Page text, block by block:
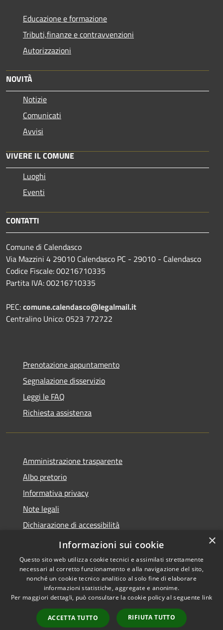
Educazione e formazione
Tributi,finanze e contravvenzioni
Autorizzazioni
NOVITÀ
Notizie
Comunicati
Avvisi
VIVERE IL COMUNE
Luoghi
Eventi
CONTATTI
Comune di Calendasco
Via Mazzini 4 29010 Calendasco PC - 29010 - Calendasco
Codice Fiscale: 00216710335
Partita IVA: 00216710335
PEC:comune.calendasco@legalmail.it
Centralino Unico: 0523 772722
Prenotazione appuntamento
Segnalazione disservizio
Leggi le FAQ
Richiesta assistenza
Amministrazione trasparente
Albo pretorio
Informativa privacy
Note legali
Dichiarazione di accessibilità
Piano di miglioramento del sito
Accessibilità
Copyright © 2026 • Comune di
Calendasco • Powered by
Municipium•
Accesso
redazione
×
Informazioni sui cookie
Questo sito web utilizza cookie tecnici e assimilati strettamente
necessari al corretto funzionamento e alla navigazione del sito,
nonché un cookie tecnico analitico al solo fine di elaborare
informazioni statistiche, aggregate e anonime.
Per maggiori dettagli, può consultare la cookie policy al seguente link
ACCETTA TUTTO RIFIUTA TUTTO